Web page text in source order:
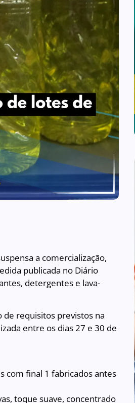
a comercialização,
publicada no Diário
detergentes e lava-
de requisitos previstos na
entre os dias 27 e 30 de
com final 1 fabricados antes
toque suave, concentrado